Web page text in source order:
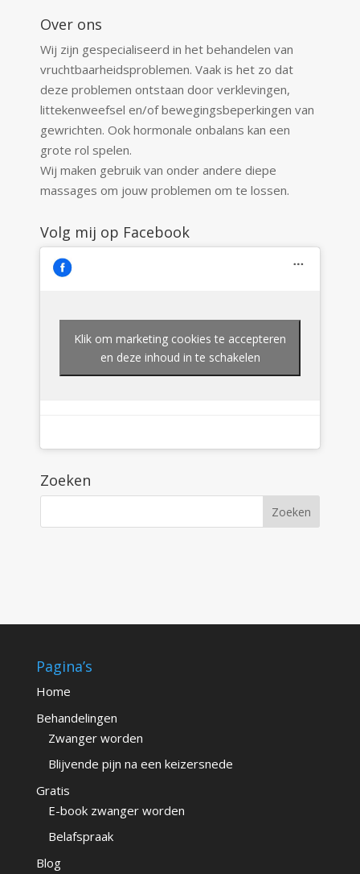
Over ons
Wij zijn gespecialiseerd in het behandelen van
vruchtbaarheidsproblemen. Vaak is het zo dat
deze problemen ontstaan door verklevingen,
littekenweefsel en/of bewegingsbeperkingen van
gewrichten. Ook hormonale onbalans kan een
grote rol spelen.
Wij maken gebruik van onder andere diepe
massages om jouw problemen om te lossen.
Volg mij op Facebook
Klik om marketing cookies te accepteren
en deze inhoud in te schakelen
Zoeken
Pagina’s
Home
Behandelingen
Zwanger worden
Blijvende pijn na een keizersnede
Gratis
E-book zwanger worden
Belafspraak
Blog